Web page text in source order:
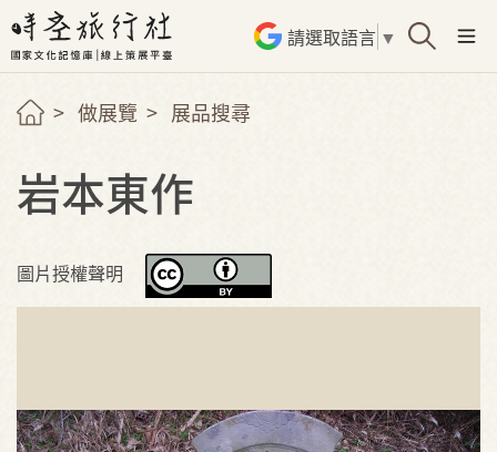
請選取語言 ▼
做展覽 展品搜尋
岩本東作
圖片授權聲明